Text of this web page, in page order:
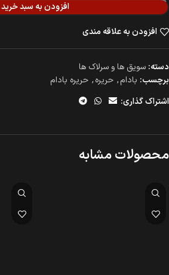
افزودن به سبد خرید
افزودن به علاقه مندی
دسته: سویق ها و سرلاک ها
برچسب: بادام, حریره, حریره بادام
اشتراک گذاری:
محصولات مشابه